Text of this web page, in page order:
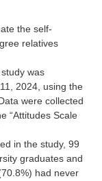
the self-
relatives
was
2024, using the
were collected
“Attitudes Scale
in the study, 99
graduates and
had never